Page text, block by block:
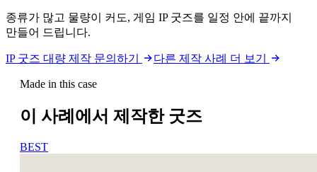
종류가 많고 물량이 커도, 게임 IP 굿즈를 일정 안에 끝까지
만들어 드립니다.
IP 굿즈 대량 제작 문의하기 다른 제작 사례 더 보기
Made in this case
이 사례에서 제작한 굿즈
BEST